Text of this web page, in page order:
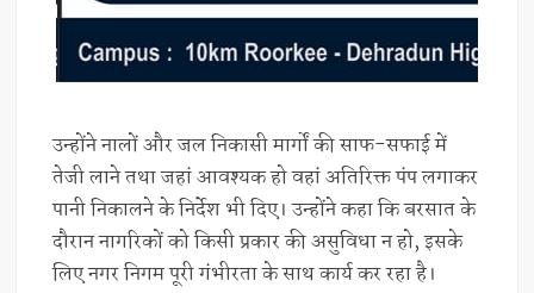
उन्होंने नालों और जल निकासी मार्गों की साफ-सफाई में
तेजी लाने तथा जहां आवश्यक हो वहां अतिरिक्त पंप लगाकर
पानी निकालने के निर्देश भी दिए। उन्होंने कहा कि बरसात के
दौरान नागरिकों को किसी प्रकार की असुविधा न हो, इसके
लिए नगर निगम पूरी गंभीरता के साथ कार्य कर रहा है।